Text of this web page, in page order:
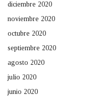
diciembre 2020
noviembre 2020
octubre 2020
septiembre 2020
agosto 2020
julio 2020
junio 2020